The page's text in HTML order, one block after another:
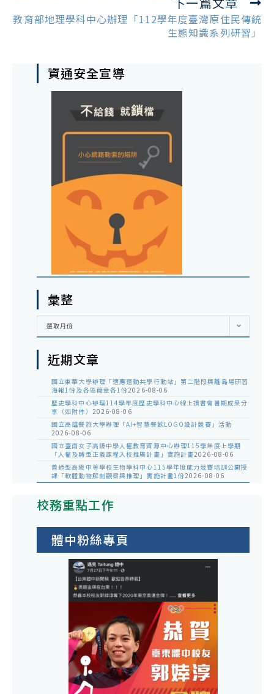
教育部地理學科中心辦理「112學年度臺灣原住民傳統
生態知識系列研習」
資通安全宣導
彙整
彙
選取月份
近期文章
國立東華大學辦理「適應運動共學行動站」第二階段與離島場研習
海報1份及各區簡章各1份2026-08-06
歷史學科中心辦理114學年度歷史學科中心線上讀書會暑期成果分
享（如附件） 2026-08-06
國立高雄餐旅大學辦理「AI+智慧餐飲LOGO設計競賽」活動
2026-08-06
國立臺南女子高級中學人權教育資源中心辦理115學年度上學期
「人權及轉型正義課程入校推廣計畫」實施計畫2026-08-06
普通型高級中等學校生物學科中心115學年度能力競賽培訓公開授
課「軟體動物解剖觀察與推理」實施計畫1份2026-08-06
校務重點工作
體中粉絲專頁